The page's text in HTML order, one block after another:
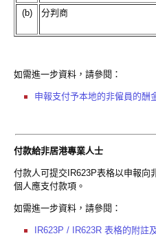
(b) 分判商
如需進一步資料，請參閱：
申報支付予本地的非僱員的酬
付款給非居港專業人士
付款人可提交IR623P表格以申報向
個人應支付款項。
如需進一步資料，請參閱：
IR623P / IR623R 表格的附註